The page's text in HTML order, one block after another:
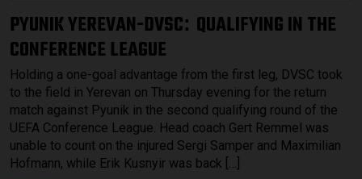
PYUNIK YEREVAN-DVSC: QUALIFYING IN THE
CONFERENCE LEAGUE
Holding a one-goal advantage from the first leg, DVSC took
to the field in Yerevan on Thursday evening for the return
match against Pyunik in the second qualifying round of the
UEFA Conference League. Head coach Gert Remmel was
unable to count on the injured Sergi Samper and Maximilian
Hofmann, while Erik Kusnyir was back […]